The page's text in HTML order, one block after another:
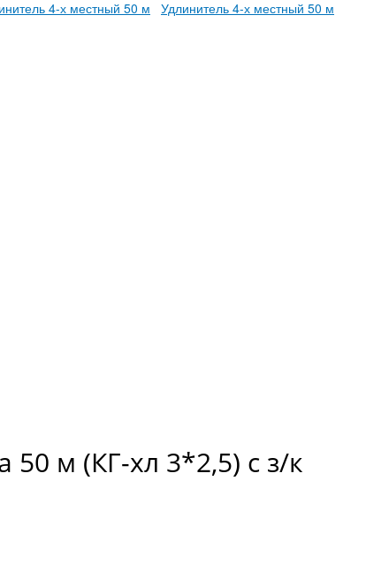
4-х местный 50 м
Удлинитель 4-х местный 50 м
м (КГ-хл 3*2,5) с з/к